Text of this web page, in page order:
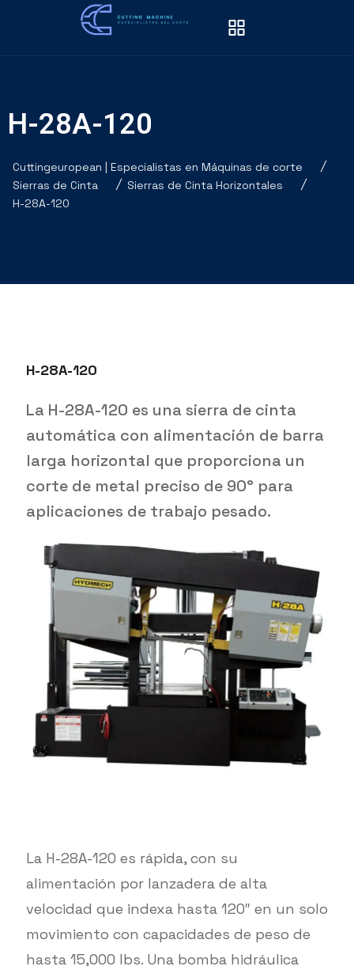
H-28A-120
Cuttingeuropean | Especialistas en Máquinas de corte
Sierras de Cinta
Sierras de Cinta Horizontales
H-28A-120
H-28A-120
La H-28A-120 es una sierra de cinta
automática con alimentación de barra
larga horizontal que proporciona un
corte de metal preciso de 90° para
aplicaciones de trabajo pesado.
La H-28A-120 es rápida, con su
alimentación por lanzadera de alta
velocidad que indexa hasta 120″ en un solo
movimiento con capacidades de peso de
hasta 15,000 lbs. Una bomba hidráulica